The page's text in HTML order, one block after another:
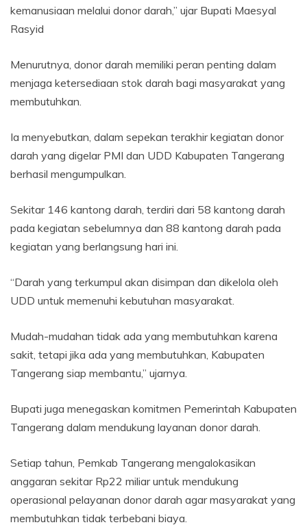
kemanusiaan melalui donor darah,” ujar Bupati Maesyal
Rasyid
Menurutnya, donor darah memiliki peran penting dalam
menjaga ketersediaan stok darah bagi masyarakat yang
membutuhkan.
Ia menyebutkan, dalam sepekan terakhir kegiatan donor
darah yang digelar PMI dan UDD Kabupaten Tangerang
berhasil mengumpulkan.
Sekitar 146 kantong darah, terdiri dari 58 kantong darah
pada kegiatan sebelumnya dan 88 kantong darah pada
kegiatan yang berlangsung hari ini.
“Darah yang terkumpul akan disimpan dan dikelola oleh
UDD untuk memenuhi kebutuhan masyarakat.
Mudah-mudahan tidak ada yang membutuhkan karena
sakit, tetapi jika ada yang membutuhkan, Kabupaten
Tangerang siap membantu,” ujarnya.
Bupati juga menegaskan komitmen Pemerintah Kabupaten
Tangerang dalam mendukung layanan donor darah.
Setiap tahun, Pemkab Tangerang mengalokasikan
anggaran sekitar Rp22 miliar untuk mendukung
operasional pelayanan donor darah agar masyarakat yang
membutuhkan tidak terbebani biaya.